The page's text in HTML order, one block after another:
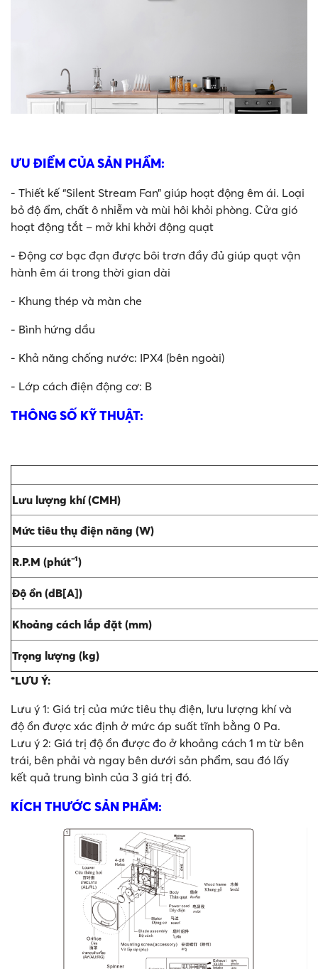
ƯU ĐIỂM CỦA SẢN PHẨM:
- Thiết kế “Silent Stream Fan” giúp hoạt động êm ái. Loại
bỏ độ ẩm, chất ô nhiễm và mùi hôi khỏi phòng. Cửa gió
hoạt động tắt – mở khi khởi động quạt
- Động cơ bạc đạn được bôi trơn đầy đủ giúp quạt vận
hành êm ái trong thời gian dài
- Khung thép và màn che
- Bình hứng dầu
- Khả năng chống nước: IPX4 (bên ngoài)
- Lớp cách điện động cơ: B
THÔNG SỐ KỸ THUẬT:
Lưu lượng khí (CMH)
Mức tiêu thụ điện năng (W)
R.P.M (phút⁻¹)
Độ ồn (dB[A])
Khoảng cách lắp đặt (mm)
Trọng lượng (kg)
*LƯU Ý:
Lưu ý 1: Giá trị của mức tiêu thụ điện, lưu lượng khí và
độ ồn được xác định ở mức áp suất tĩnh bằng 0 Pa.
Lưu ý 2: Giá trị độ ồn được đo ở khoảng cách 1 m từ bên
trái, bên phải và ngay bên dưới sản phẩm, sau đó lấy
kết quả trung bình của 3 giá trị đó.
KÍCH THƯỚC SẢN PHẨM: